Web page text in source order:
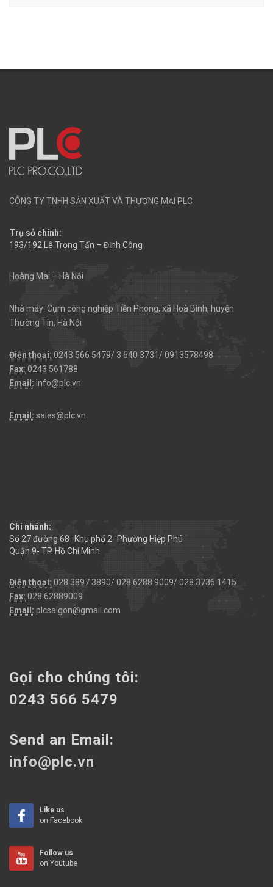
CÔNG TY TNHH SẢN XUẤT VÀ THƯƠNG MẠI PLC
Trụ sở chính:
193/192 Lê Trọng Tấn – Định Công
Hoàng Mai – Hà Nội
Nhà máy: Cụm công nghiệp Tiền Phong, xã Hoà Bình, huyện
Thường Tín, Hà Nội
Điện thoại: 0243 566 5479/ 3 640 3731/ 0913578498
Fax: 0243 561788
Email: info@plc.vn
Email: sales@plc.vn
Chi nhánh:
Số 27 đường 68 -Khu phố 2- Phường Hiệp Phú
Quận 9- TP. Hồ Chí Minh
Điện thoại: 028 3897 3890/ 028 6288 9009/ 028 3736 1415
Fax: 028.62889009
Email: plcsaigon@gmail.com
Gọi cho chúng tôi:
0243 566 5479
Send an Email:
info@plc.vn
Like us
on Facebook
Follow us
on Youtube